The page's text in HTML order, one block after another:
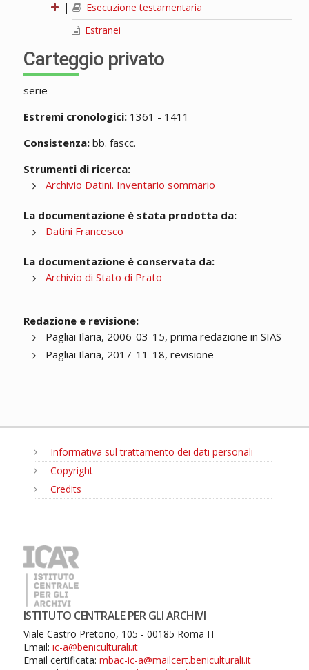
|
Esecuzione testamentaria
Estranei
Carteggio privato
serie
Estremi cronologici:1361 - 1411
Consistenza:bb. fascc.
Strumenti di ricerca:
Archivio Datini. Inventario sommario
La documentazione è stata prodotta da:
Datini Francesco
La documentazione è conservata da:
Archivio di Stato di Prato
Redazione e revisione:
Pagliai Ilaria, 2006-03-15, prima redazione in SIAS
Pagliai Ilaria, 2017-11-18, revisione
Informativa sul trattamento dei dati personali
Copyright
Credits
ISTITUTO CENTRALE PER GLI ARCHIVI
Viale Castro Pretorio, 105 - 00185 Roma IT
Email: ic-a@beniculturali.it
Email certificata: mbac-ic-a@mailcert.beniculturali.it